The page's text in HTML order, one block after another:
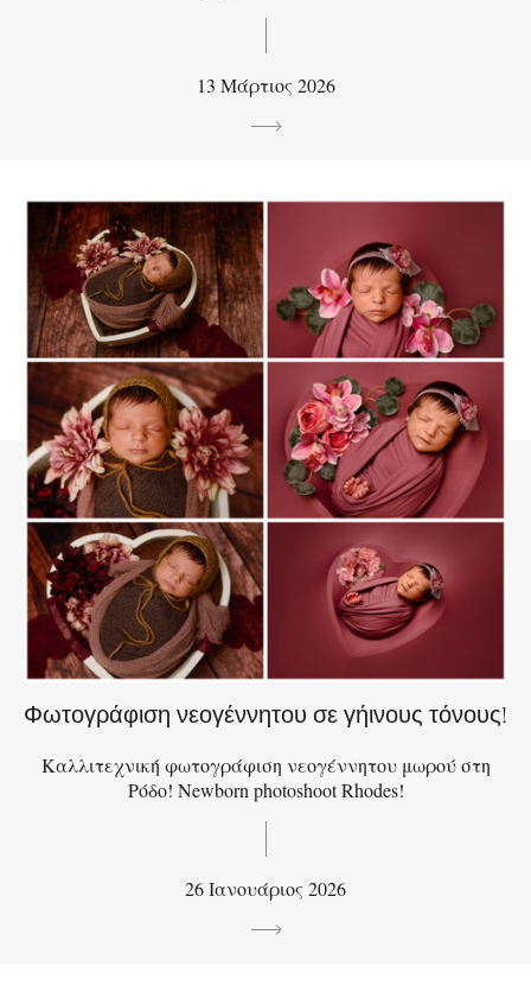
13 Μάρτιος 2026
Φωτογράφιση νεογέννητου σε γήινους τόνους!
Καλλιτεχνική φωτογράφιση νεογέννητου μωρού στη
Ρόδο! Newborn photoshoot Rhodes!
26 Ιανουάριος 2026